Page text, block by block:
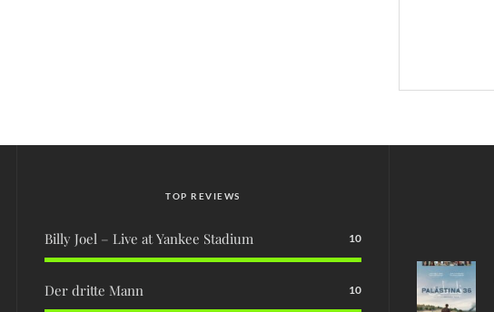
TOP REVIEWS
Billy Joel – Live at Yankee Stadium 10
Der dritte Mann 10